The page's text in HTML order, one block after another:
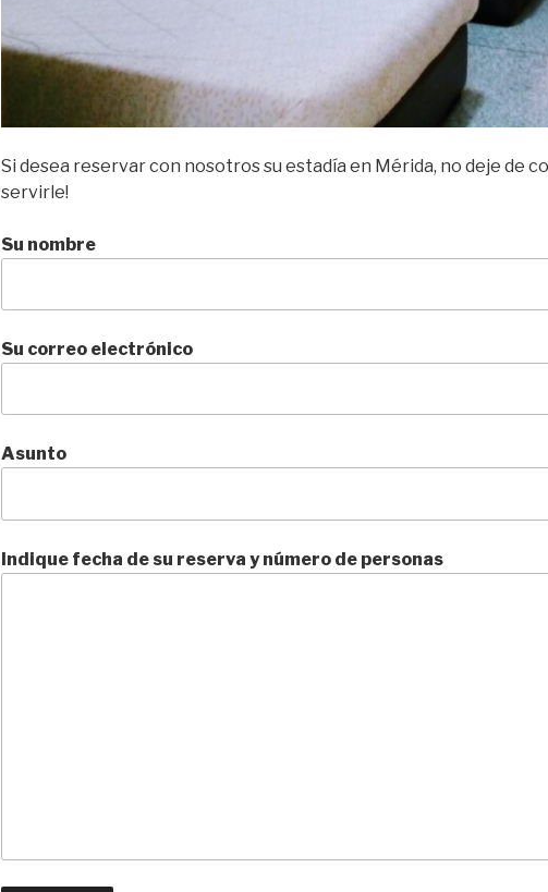
Si desea reservar con nosotros su estadía en Mérida, no deje de
servirle!
Su nombre
Su correo electrónico
Asunto
Indique fecha de su reserva y número de personas